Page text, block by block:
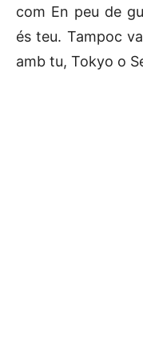
com En peu de
és teu. Tampoc
amb tu, Tokyo o